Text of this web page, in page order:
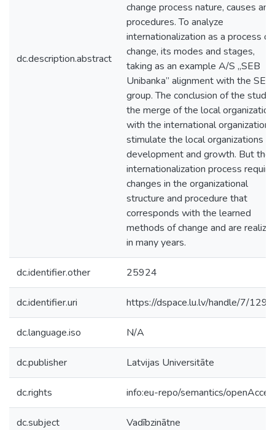
dc.description.abstract
change process nature, causes and
procedures. To analyze
internationalization as a process of
change, its modes and stages,
taking as an example A/S „SEB
Unibanka” alignment with the SEB
group. The conclusion of the study
the merge of the local organization
with the international organization
stimulate the local organizations
development and growth. But the
internationalization process
changes in the organizational
structure and procedure that
corresponds with the learned
methods of change and are
in many years.
dc.identifier.other 25924
dc.identifier.uri https://dspace.lu.lv/handle/7/
dc.language.iso N/A
dc.publisher Latvijas Universitāte
dc.rights info:eu-repo/semantics/
dc.subject Vadībzinātne